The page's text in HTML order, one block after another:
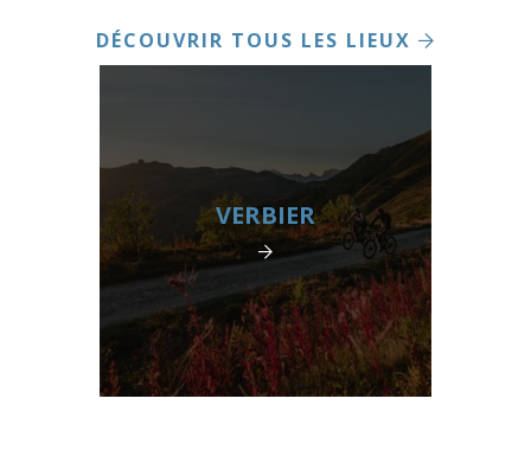
DÉCOUVRIR TOUS LES LIEUX
VERBIER